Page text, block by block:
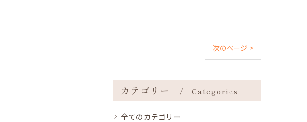
次のページ >
カテゴリー Categories
全てのカテゴリー